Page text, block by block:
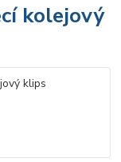
kolejový